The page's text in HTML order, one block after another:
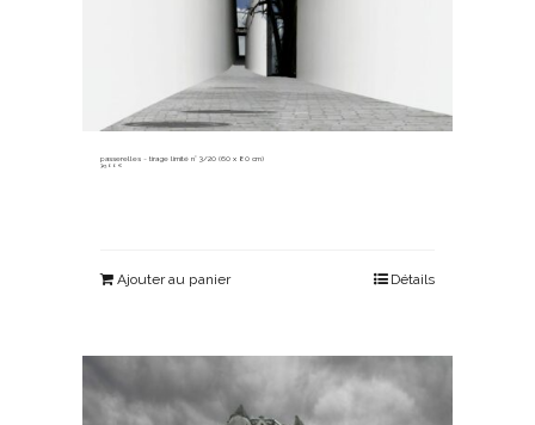
passerelles ~ tirage limité n° 3/20 (60 x 80 cm)
315,00€
Ajouter au panier Détails